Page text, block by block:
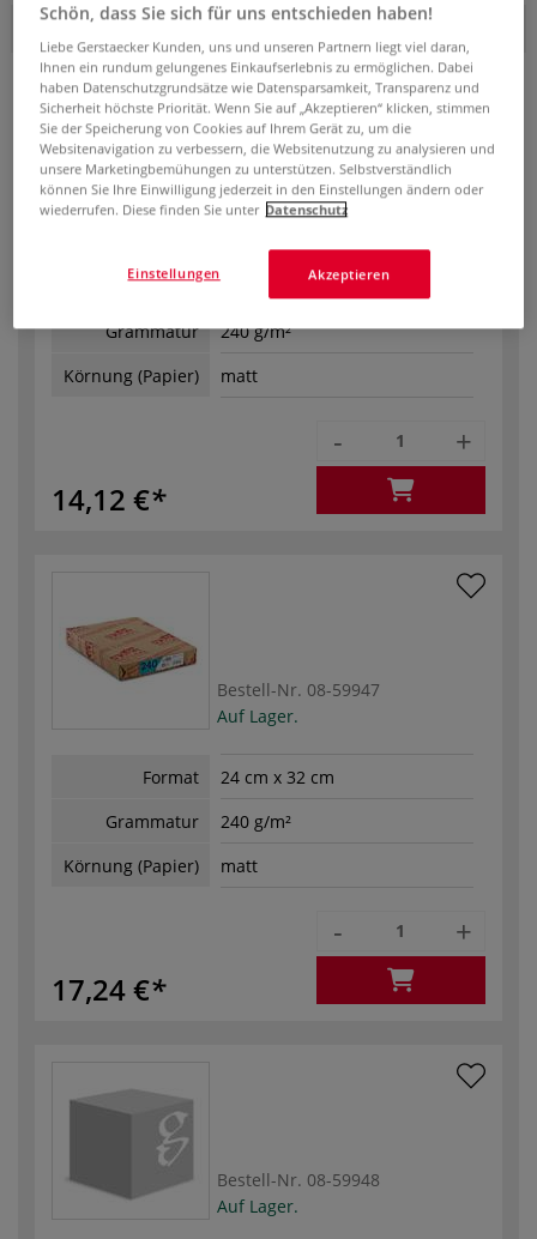
Packung mit 125 Bogen
Bestell-Nr.08-59946
Auf Lager.
Format
21 cm x 29,7 cm, DIN A4
Grammatur
240 g/m²
Körnung (Papier)
matt
14,12 €
- +
Bestell-Nr. 08-59947
Auf Lager.
Format
24 cm x 32 cm
Grammatur
240 g/m²
Körnung (Papier)
matt
17,24 €
- +
Bestell-Nr. 08-59948
Auf Lager.
Schön, dass Sie sich für uns entschieden haben!
Liebe Gerstaecker Kunden, uns und unseren Partnern liegt viel daran,
Ihnen ein rundum gelungenes Einkaufserlebnis zu ermöglichen. Dabei
haben Datenschutzgrundsätze wie Datensparsamkeit, Transparenz und
Sicherheit höchste Priorität. Wenn Sie auf „Akzeptieren“ klicken, stimmen
Sie der Speicherung von Cookies auf Ihrem Gerät zu, um die
Websitenavigation zu verbessern, die Websitenutzung zu analysieren und
unsere Marketingbemühungen zu unterstützen. Selbstverständlich
können Sie Ihre Einwilligung jederzeit in den Einstellungen ändern oder
wiederrufen. Diese finden Sie unter Datenschutz
Akzeptieren
Einstellungen